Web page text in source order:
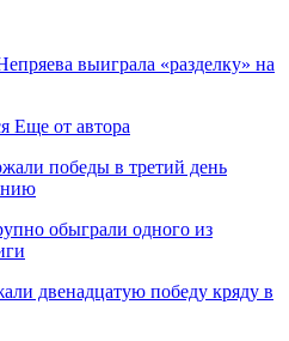
выиграла «разделку» на
Еще от автора
победы в третий день
обыграли одного из
двенадцатую победу кряду в